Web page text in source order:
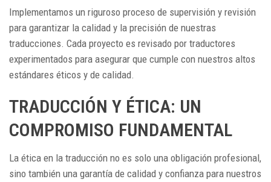
Implementamos un riguroso proceso de supervisión y revisión
para garantizar la calidad y la precisión de nuestras
traducciones. Cada proyecto es revisado por traductores
experimentados para asegurar que cumple con nuestros altos
estándares éticos y de calidad.
TRADUCCIÓN Y ÉTICA: UN
COMPROMISO FUNDAMENTAL
La ética en la traducción no es solo una obligación profesional,
sino también una garantía de calidad y confianza para nuestros